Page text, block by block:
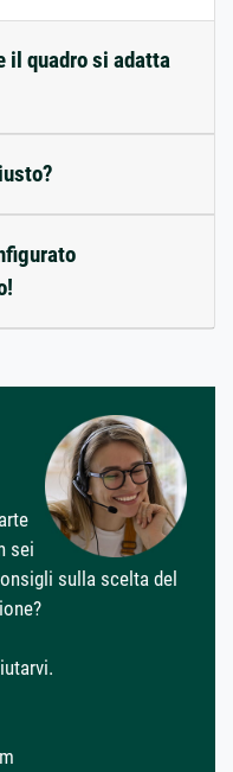
il quadro si adatta
sei
sulla scelta del